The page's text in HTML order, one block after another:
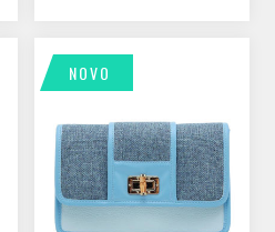
NOVO